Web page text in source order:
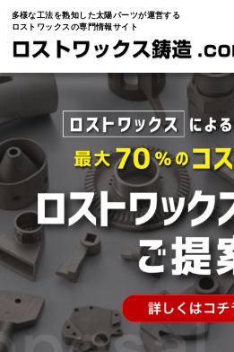
多様な工法を熟知した太陽パーツが運営する
ロストワックスの専門情報サイト